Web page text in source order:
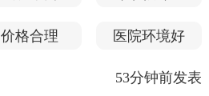
价格合理 医院环境好
53分钟前发表